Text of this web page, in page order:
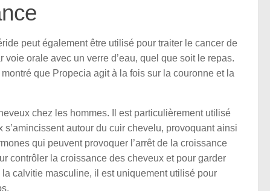
peut également être utilisé pour traiter le cancer de
voie orale avec un verre d’eau, quel que soit le repas.
que Propecia agit à la fois sur la couronne et la
chez les hommes. Il est particulièrement utilisé
autour du cuir chevelu, provoquant ainsi
qui peuvent provoquer l’arrêt de la croissance
contrôler la croissance des cheveux et pour garder
calvitie masculine, il est uniquement utilisé pour